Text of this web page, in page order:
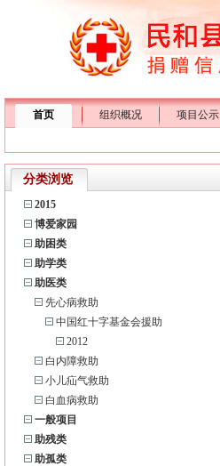
首页 组织概况 项目公示
分类浏览
2015
博爱家园
助困类
助学类
助医类
先心病救助
中国红十字基金会援助
2012
白内障救助
小儿疝气救助
白血病救助
一般项目
助残类
助孤类